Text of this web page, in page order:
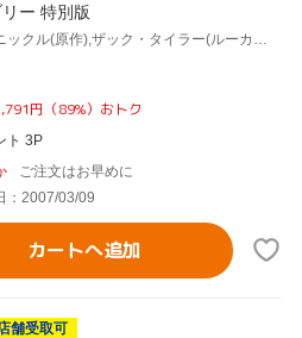
ー 特別版
円（89%）おトク
ト 3P
ご注文はお早めに
：2007/03/09
カートへ追加
舗受取可